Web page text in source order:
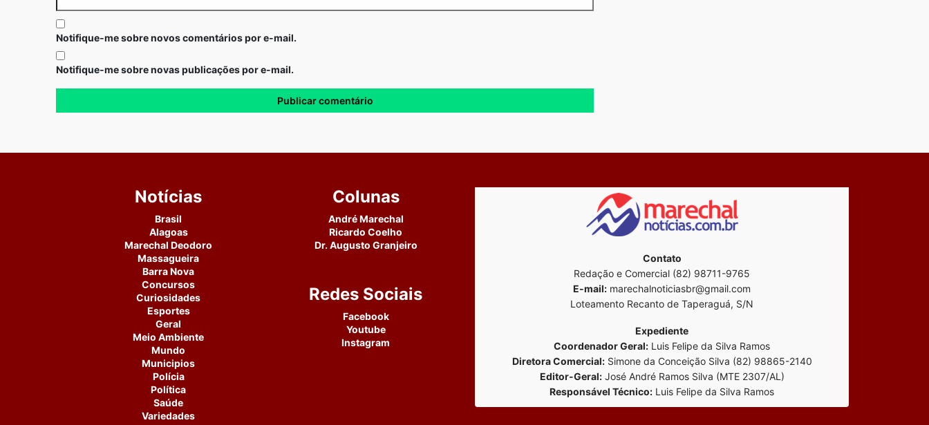
Notifique-me sobre novos comentários por e-mail.
Notifique-me sobre novas publicações por e-mail.
Notícias
Brasil
Alagoas
Marechal Deodoro
Massagueira
Barra Nova
Concursos
Curiosidades
Esportes
Geral
Meio Ambiente
Mundo
Municipios
Polícia
Política
Saúde
Variedades
Colunas
André Marechal
Ricardo Coelho
Dr. Augusto Granjeiro
Redes Sociais
Facebook
Youtube
Instagram
Contato
Redação e Comercial (82) 98711-9765
E-mail: marechalnoticiasbr@gmail.com
Loteamento Recanto de Taperaguá, S/N
Expediente
Coordenador Geral: Luis Felipe da Silva Ramos
Diretora Comercial:Simone da Conceição Silva (82) 98865-2140
Editor-Geral:José André Ramos Silva (MTE 2307/AL)
Responsável Técnico: Luis Felipe da Silva Ramos